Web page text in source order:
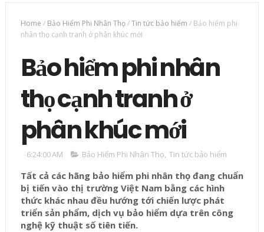
Home / Bảo Hiểm Phi Nhân Thọ/Tin tức bảo hiểm / Bảo hiểm phi
nhân thọ cạnh tranh ở phân khúc mới
Bảo hiểm phi nhân
thọ cạnh tranh ở
phân khúc mới
6:24:00 AM Bảo Hiểm Phi Nhân Thọ, Tin tức bảo hiểm
Tất cả các hãng bảo hiểm phi nhân thọ đang chuẩn
bị tiến vào thị trường Việt Nam bằng các hình
thức khác nhau đều hướng tới chiến lược phát
triển sản phẩm, dịch vụ bảo hiểm dựa trên công
nghệ kỹ thuật số tiên tiến.